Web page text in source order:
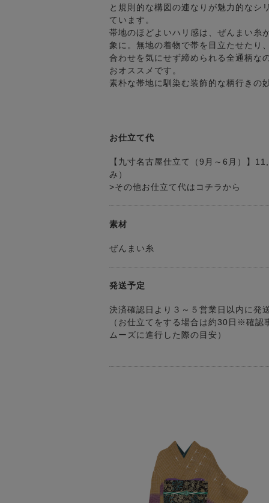
と規則的な構図の連なりが魅力的なシ
ています。
帯地のほどよいハリ感は、ぜんまい糸
象に。無地の着物で帯を目立たせたり
合わせを気にせず締められる全通柄な
おオススメです。
素朴な帯地に馴染む装飾的な柄行きの
お仕立て代
【九寸名古屋仕立て（9月～6月）】
み）
>その他お仕立て代はコチラから
素材
ぜんまい糸
発送予定
決済確認日より３～５営業日以内に発
（お仕立てをする場合は約30日※確認
ムーズに進行した際の目安）